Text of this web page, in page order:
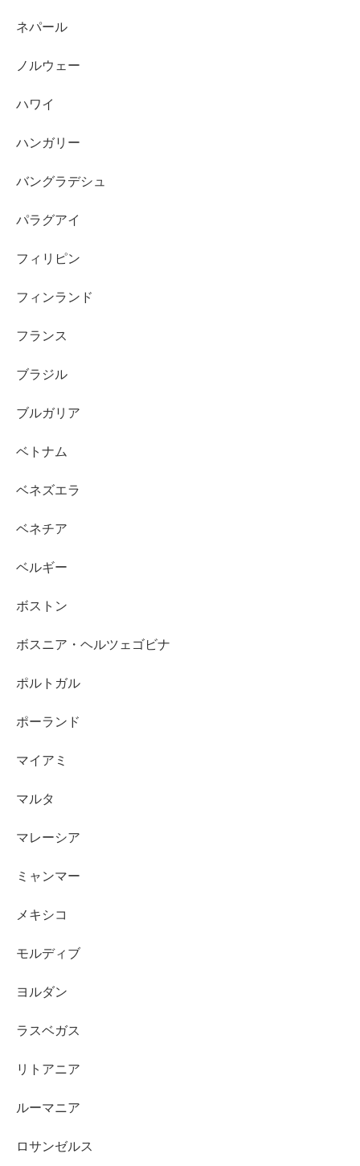
ネパール
ノルウェー
ハワイ
ハンガリー
バングラデシュ
パラグアイ
フィリピン
フィンランド
フランス
ブラジル
ブルガリア
ベトナム
ベネズエラ
ベネチア
ベルギー
ボストン
ボスニア・ヘルツェゴビナ
ポルトガル
ポーランド
マイアミ
マルタ
マレーシア
ミャンマー
メキシコ
モルディブ
ヨルダン
ラスベガス
リトアニア
ルーマニア
ロサンゼルス